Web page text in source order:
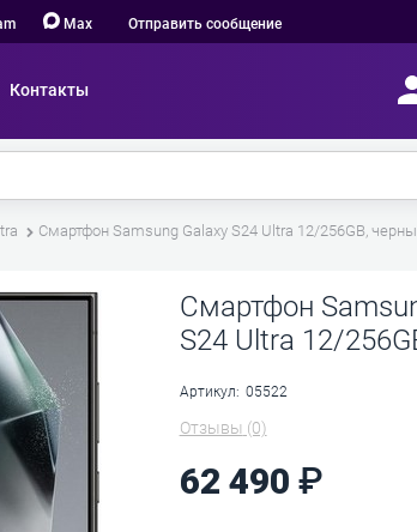
Max Отправить сообщение
Контакты
Смартфон Samsung Galaxy S24 Ultra 12/256GB,
Смартфон
S24 Ultra 12/
Артикул: 05522
Отзывы (0)
62 490